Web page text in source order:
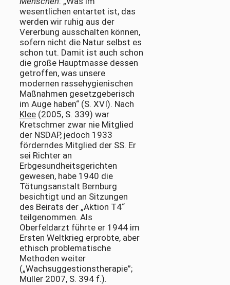
wesentlichen entartet ist, das
werden wir ruhig aus der
Vererbung ausschalten können,
sofern nicht die Natur selbst es
schon tut. Damit ist auch schon
die große Hauptmasse dessen
getroffen, was unsere
modernen rassehygienischen
Maßnahmen gesetzgeberisch
im Auge haben“ (S. XVI). Nach
Klee (2005, S. 339) war
Kretschmer zwar nie Mitglied
der NSDAP, jedoch 1933
förderndes Mitglied der SS. Er
sei Richter an
Erbgesundheitsgerichten
gewesen, habe 1940 die
Tötungsanstalt Bernburg
besichtigt und an Sitzungen
des Beirats der „Aktion T4“
teilgenommen. Als
Oberfeldarzt führte er 1944 im
Ersten Weltkrieg erprobte, aber
ethisch problematische
Methoden weiter
(„Wachsuggestionstherapie”;
Müller 2007, S. 394 f.).